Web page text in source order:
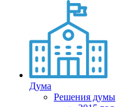
Дума
Решения думы